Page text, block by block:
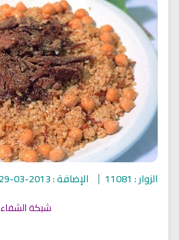
الزوار : 11081
الإضافة : 2013-03-29
شبكة الشفاء